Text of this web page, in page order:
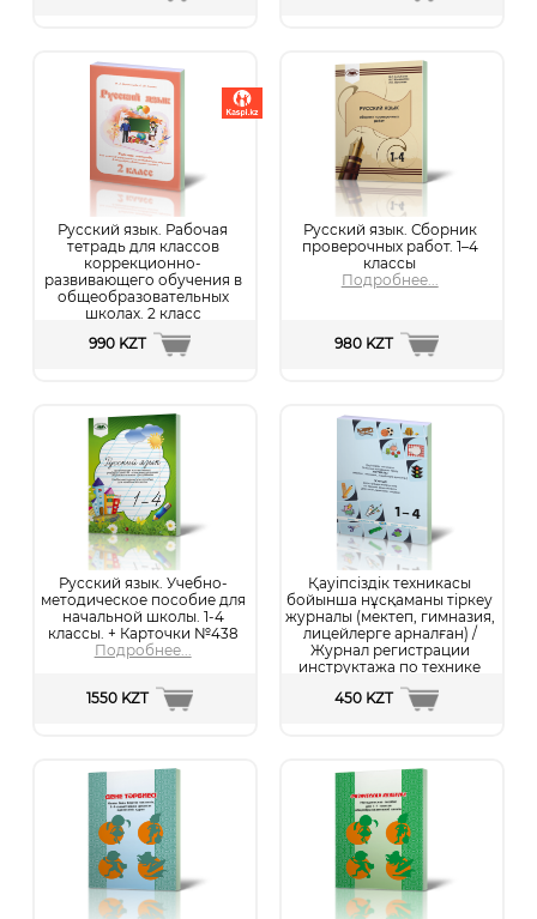
Русский язык. Рабочая
тетрадь для классов
коррекционно-
развивающего обучения в
общеобразовательных
школах. 2 класс
Подробнее...
990 KZT
Русский язык. Сборник
проверочных работ. 1–4
классы
Подробнее...
980 KZT
Русский язык. Учебно-
методическое пособие для
начальной школы. 1-4
классы. + Карточки №438
Подробнее...
1550 KZT
Қауіпсіздік техникасы
бойынша нұсқаманы тіркеу
журналы (мектеп, гимназия,
лицейлерге арналған) /
Журнал регистрации
инструктажа по технике
безопасности (для школ,
гимназий, лицеев)
450 KZT